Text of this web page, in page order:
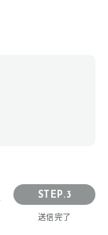
STEP.3
送信完了